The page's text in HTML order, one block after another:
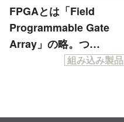
FPGAとは「Field
Programmable Gate
Array」の略。つ…
組み込み製品